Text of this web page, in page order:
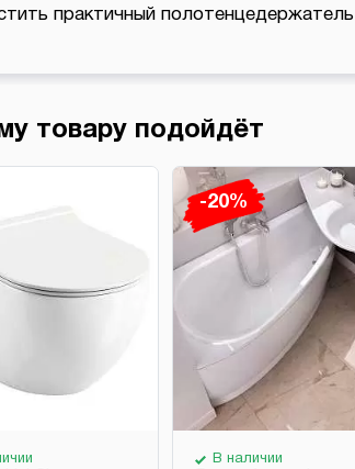
практичный
товару подойдёт
-20%
В наличии